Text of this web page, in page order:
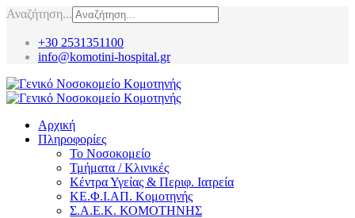
Αναζήτηση...
+30 2531351100
info@komotini-hospital.gr
Αρχική
Πληροφορίες
Το Νοσοκομείο
Τμήματα / Κλινικές
Κέντρα Υγείας & Περιφ. Ιατρεία
ΚΕ.Φ.Ι.ΑΠ. Κομοτηνής
Σ.Α.Ε.Κ. ΚΟΜΟΤΗΝΗΣ